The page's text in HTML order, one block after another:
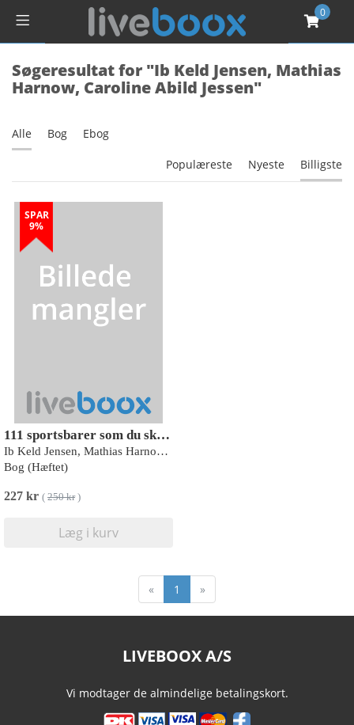
0
Søgeresultat for "Ib Keld Jensen, Mathias
Harnow, Caroline Abild Jessen"
Alle Bog Ebog
Populæreste Nyeste Billigste
SPAR
9%
111 sportsbarer som du skal se
Ib Keld Jensen, Mathias Harnow, Caroline Abild Jessen
Bog (Hæftet)
227 kr ( 250 kr)
Læg i kurv
« 1 »
LIVEBOOX A/S
Vi modtager de almindelige betalingskort.